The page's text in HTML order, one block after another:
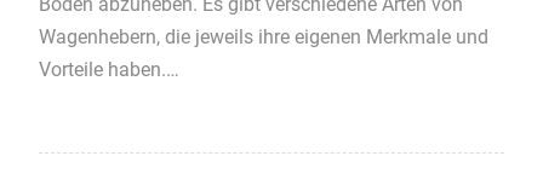
Wagenhebern, die jeweils ihre eigenen Merkmale und
Vorteile haben.…